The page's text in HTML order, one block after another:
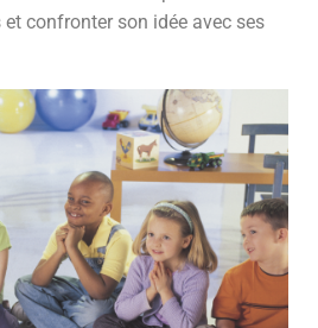
confronter son idée avec ses